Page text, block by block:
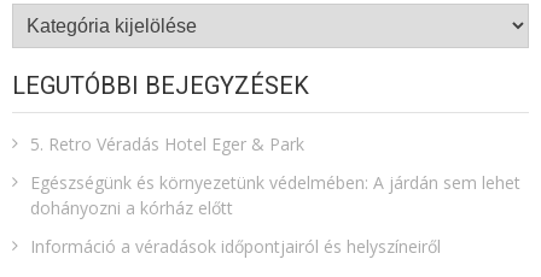
Kategóriák
LEGUTÓBBI BEJEGYZÉSEK
5. Retro Véradás Hotel Eger & Park
Egészségünk és környezetünk védelmében: A járdán sem lehet
dohányozni a kórház előtt
Információ a véradások időpontjairól és helyszíneiről